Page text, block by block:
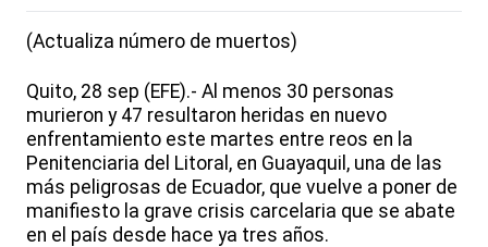
(Actualiza número de muertos)
Quito, 28 sep (EFE).- Al menos 30 personas
murieron y 47 resultaron heridas en nuevo
enfrentamiento este martes entre reos en la
Penitenciaria del Litoral, en Guayaquil, una de las
más peligrosas de Ecuador, que vuelve a poner de
manifiesto la grave crisis carcelaria que se abate
en el país desde hace ya tres años.